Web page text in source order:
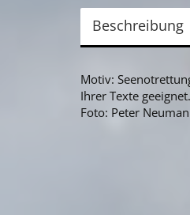
Beschreibung
Motiv:
Ihrer Texte
Foto: Peter